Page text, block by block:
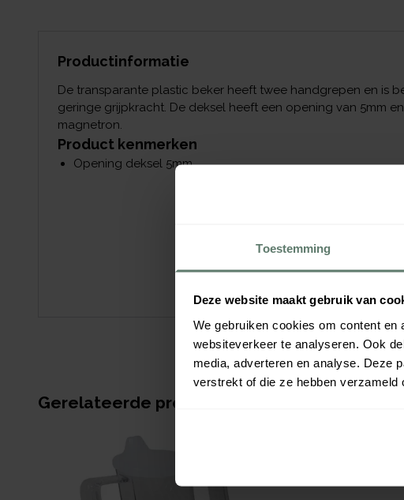
Toestemming
Deze website maakt gebruik van
We gebruiken cookies om content
websiteverkeer te analyseren. Ook
media, adverteren en analyse. Deze
verstrekt of die ze hebben verzameld
Productinformatie
De transparante plastic beker heeft twee handgrepen en is
geringe grijpkracht. De deksel heeft een opening van 5mm
magnetron.
Product kenmerken
Opening deksel 5mm
Gerelateerde producten